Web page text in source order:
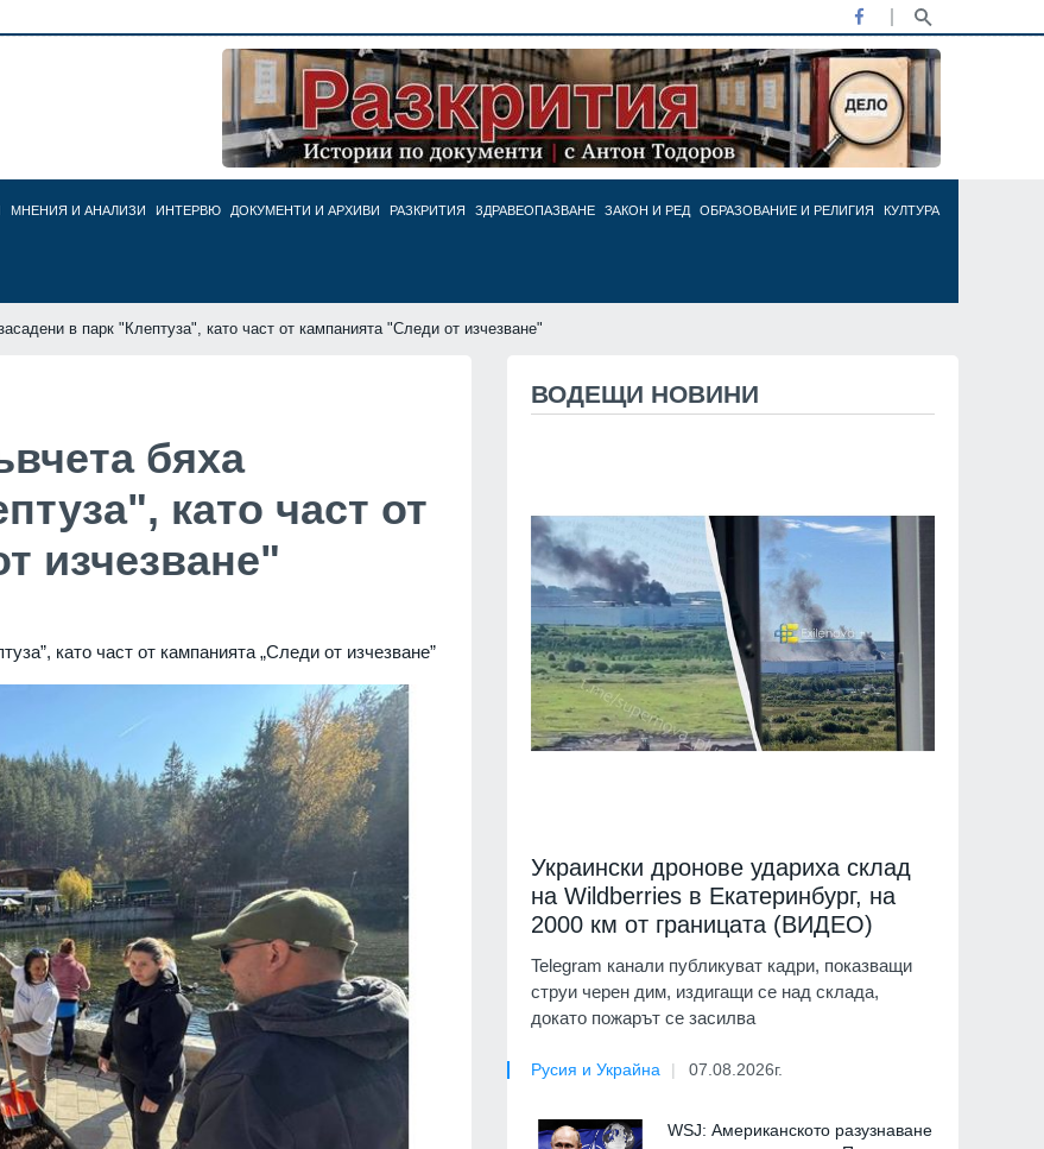
МНЕНИЯ И АНАЛИЗИ ИНТЕРВЮ ДОКУМЕНТИ И АРХИВИ РАЗКРИТИЯ ЗДРАВЕОПАЗВАНЕ ЗАКОН И РЕД ОБРАЗОВАНИЕ И РЕЛИГИЯ КУЛТУРА
в парк "Клептуза", като част от кампанията "Следи от изчезване"
бяха
като част от
изчезване"
като част от кампанията „Следи от изчезване”
ВОДЕЩИ НОВИНИ
Украински дронове удариха склад
на Wildberries в Екатеринбург, на
2000 км от границата (ВИДЕО)
Telegram канали публикуват кадри, показващи
струи черен дим, издигащи се над склада,
докато пожарът се засилва
Русия и Украйна 07.08.2026г.
WSJ: Американското разузнаване